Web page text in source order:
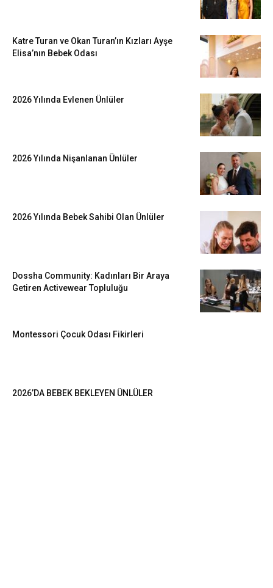
Katre Turan ve Okan Turan’ın Kızları Ayşe
Elisa’nın Bebek Odası
2026 Yılında Evlenen Ünlüler
2026 Yılında Nişanlanan Ünlüler
2026 Yılında Bebek Sahibi Olan Ünlüler
Dossha Community: Kadınları Bir Araya
Getiren Activewear Topluluğu
Montessori Çocuk Odası Fikirleri
2026’DA BEBEK BEKLEYEN ÜNLÜLER